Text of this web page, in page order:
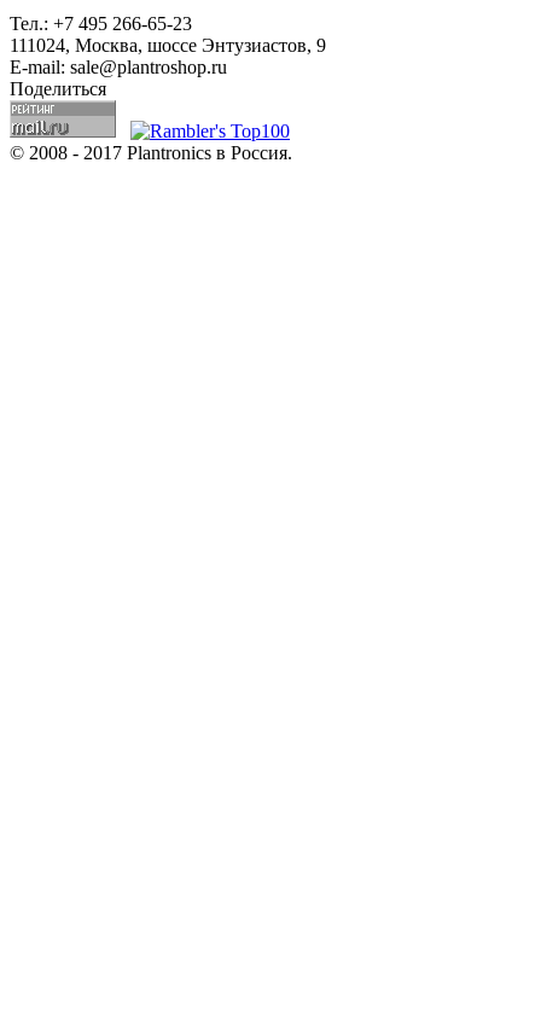
Тел.: +7 495 266-65-23
111024, Москва, шоссе Энтузиастов, 9
E-mail: sale@plantroshop.ru
Поделиться
© 2008 - 2017 Plantronics в Россия.